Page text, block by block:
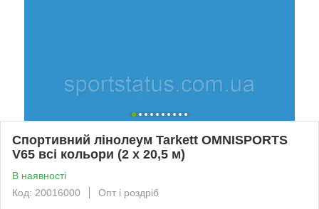
Спортивний лінолеум Tarkett OMNISPORTS
V65 всі кольори (2 x 20,5 м)
В наявності
Код: 20016000
Опт і роздріб